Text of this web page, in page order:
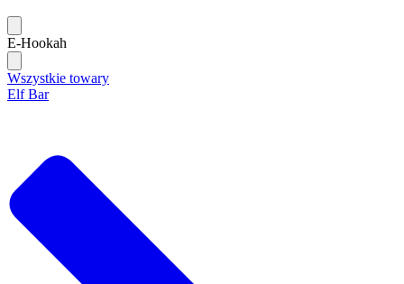
E-Hookah
Wszystkie towary
Elf Bar